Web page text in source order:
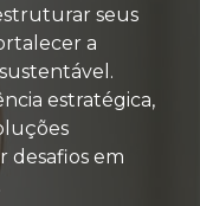
seus
a
estratégica,
desafios em